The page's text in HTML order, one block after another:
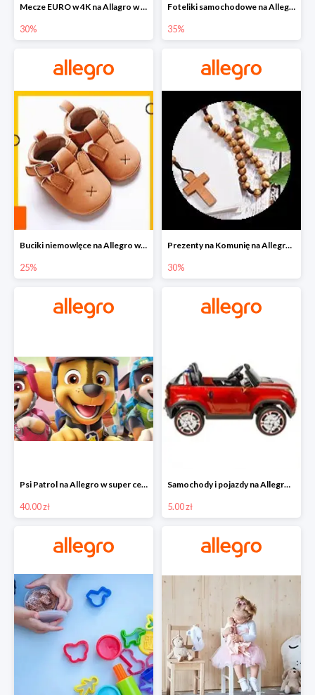
Mecze EURO w 4K na Allagro w super cenach
30%
Foteliki samochodowe na Allegro w super cenach
35%
Buciki niemowlęce na Allegro w super cenach
25%
Prezenty na Komunię na Allegro do -30%
30%
Psi Patrol na Allegro w super cenach od 40 zł
40.00 zł
Samochody i pojazdy na Allegro w super cenach od 5 zł
5.00 zł